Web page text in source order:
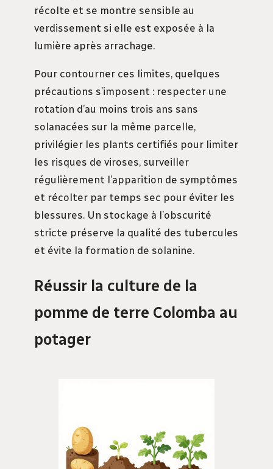
récolte et se montre sensible au
verdissement si elle est exposée à la
lumière après arrachage.
Pour contourner ces limites, quelques
précautions s’imposent : respecter une
rotation d’au moins trois ans sans
solanacées sur la même parcelle,
privilégier les plants certifiés pour limiter
les risques de viroses, surveiller
régulièrement l’apparition de symptômes
et récolter par temps sec pour éviter les
blessures. Un stockage à l’obscurité
stricte préserve la qualité des tubercules
et évite la formation de solanine.
Réussir la culture de la
pomme de terre Colomba au
potager